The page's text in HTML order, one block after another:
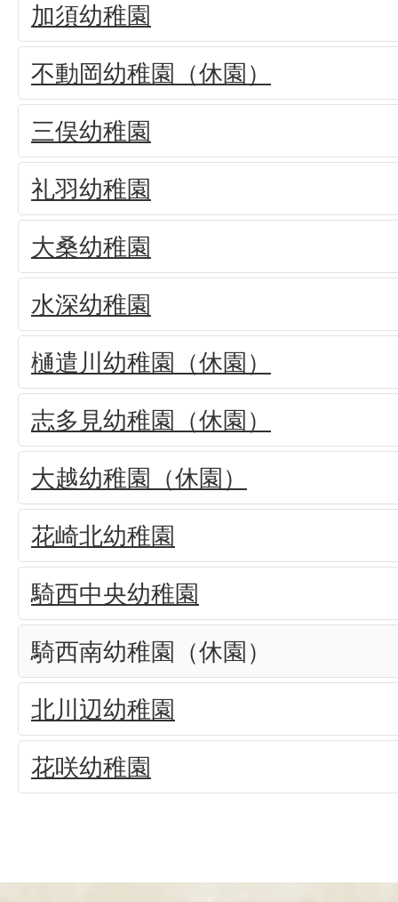
加須幼稚園
不動岡幼稚園（休園）
三俣幼稚園
礼羽幼稚園
大桑幼稚園
水深幼稚園
樋遣川幼稚園（休園）
志多見幼稚園（休園）
大越幼稚園（休園）
花崎北幼稚園
騎西中央幼稚園
騎西南幼稚園（休園）
北川辺幼稚園
花咲幼稚園